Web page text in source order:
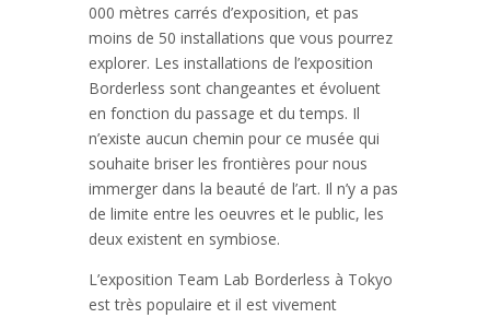
000 mètres carrés d’exposition, et pas
moins de 50 installations que vous pourrez
explorer. Les installations de l’exposition
Borderless sont changeantes et évoluent
en fonction du passage et du temps. Il
n’existe aucun chemin pour ce musée qui
souhaite briser les frontières pour nous
immerger dans la beauté de l’art. Il n’y a pas
de limite entre les oeuvres et le public, les
deux existent en symbiose.
L’exposition Team Lab Borderless à Tokyo
est très populaire et il est vivement